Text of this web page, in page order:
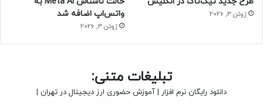
ژوئن 3, 2026
واتس‌اپ اضافه شد
ژوئن 3, 2026
تبلیغات متنی:
دانلود رایگان نرم افزار | آموزش حضوری ارز دیجیتال در تهران |